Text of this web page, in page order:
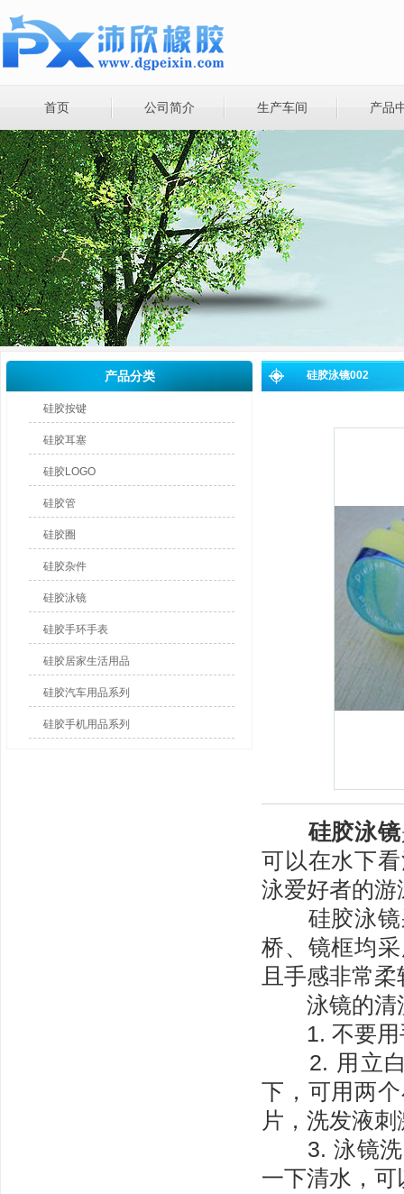
首页 公司简介 生产车间 产品
产品分类
硅胶按键
硅胶耳塞
硅胶LOGO
硅胶管
硅胶圈
硅胶杂件
硅胶泳镜
硅胶手环手表
硅胶居家生活用品
硅胶汽车用品系列
硅胶手机用品系列
硅胶泳镜002
硅胶泳镜
可以在水下
泳爱好者的
硅胶泳镜采
桥、镜框均
且手感非常
泳镜的清
1. 不要用
2. 用立白
下，可用两
片，洗发液
3. 泳镜洗
一下清水，